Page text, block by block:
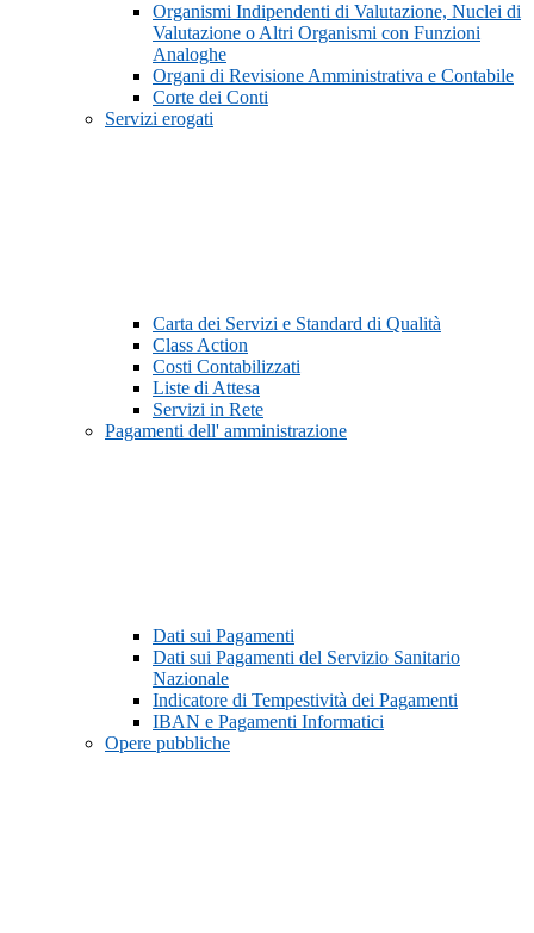
Organismi Indipendenti di Valutazione, Nuclei di
Valutazione o Altri Organismi con Funzioni
Analoghe
Organi di Revisione Amministrativa e Contabile
Corte dei Conti
Servizi erogati
Carta dei Servizi e Standard di Qualità
Class Action
Costi Contabilizzati
Liste di Attesa
Servizi in Rete
Pagamenti dell' amministrazione
Dati sui Pagamenti
Dati sui Pagamenti del Servizio Sanitario
Nazionale
Indicatore di Tempestività dei Pagamenti
IBAN e Pagamenti Informatici
Opere pubbliche